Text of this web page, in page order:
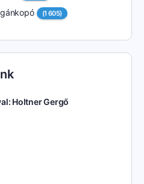
(1 605)
Holtner Gergő